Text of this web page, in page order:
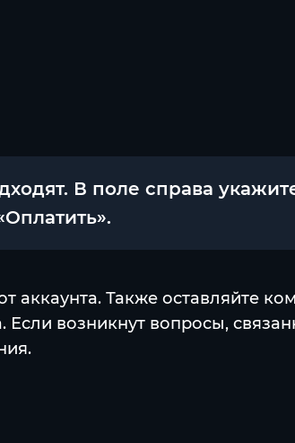
В поле справа
Также оставляйте
возникнут вопросы,